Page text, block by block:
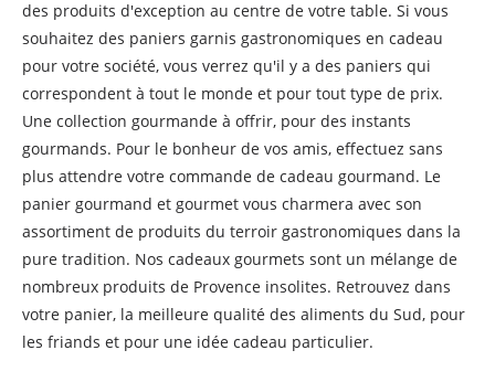
des produits d'exception au centre de votre table. Si vous
souhaitez des paniers garnis gastronomiques en cadeau
pour votre société, vous verrez qu'il y a des paniers qui
correspondent à tout le monde et pour tout type de prix.
Une collection gourmande à offrir, pour des instants
gourmands. Pour le bonheur de vos amis, effectuez sans
plus attendre votre commande de cadeau gourmand. Le
panier gourmand et gourmet vous charmera avec son
assortiment de produits du terroir gastronomiques dans la
pure tradition. Nos cadeaux gourmets sont un mélange de
nombreux produits de Provence insolites. Retrouvez dans
votre panier, la meilleure qualité des aliments du Sud, pour
les friands et pour une idée cadeau particulier.